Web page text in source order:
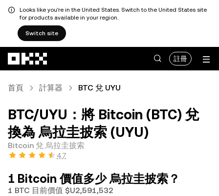
Looks like you're in the United States. Switch to the United States site
for products available in your region.
Switch site
註冊
首頁 計算器 BTC 兌 UYU
BTC/UYU：將 Bitcoin (BTC) 兌
換為 烏拉圭披索 (UYU)
Bitcoin 兌 烏拉圭披索
4.7
1 Bitcoin 價值多少 烏拉圭披索？
1 BTC 目前價值 $U2,591,532